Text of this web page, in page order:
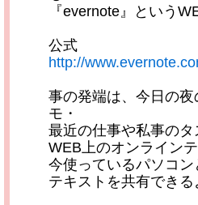
『evernote』という
公式
http://
事の発端は、今日の
モ・
最近の仕事や私事の
WEB上のオンライン
今使っているパソコ
テキストを共有でき